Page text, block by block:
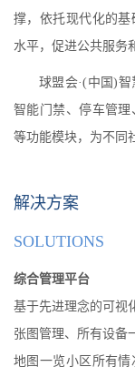
撑，依托现代化的
水平，促进公共服务
球盟会·(中国)
智能门禁、停车管
等功能模块，为不同
解决方案
SOLUTIONS
综合管理平台
基于先进理念的可视
张图管理、所有设备
地图一览小区所有